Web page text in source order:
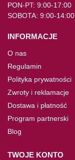
PON-PT: 9:00-17:00
SOBOTA: 9:00-14:00
INFORMACJE
O nas
Regulamin
Polityka prywatności
Zwroty i reklamacje
Dostawa i płatność
Program partnerski
Blog
TWOJE KONTO